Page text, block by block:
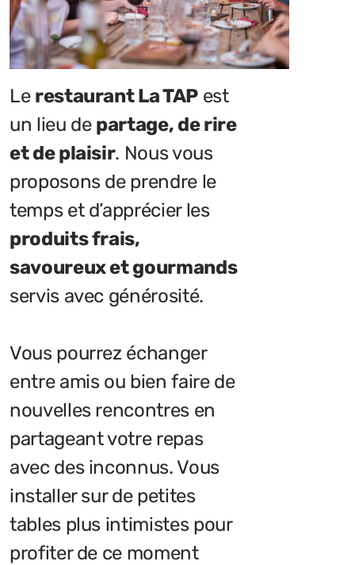
Le restaurant La TAPest
un lieu de partage, de rire
et de plaisir. Nous vous
proposons de prendre le
temps et d’apprécier les
produits frais,
savoureux et gourmands
servis avec générosité.
Vous pourrez échanger
entre amis ou bien faire de
nouvelles rencontres en
partageant votre repas
avec des inconnus. Vous
installer sur de petites
tables plus intimistes pour
profiter de ce moment